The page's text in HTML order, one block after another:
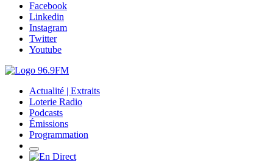
Facebook
Linkedin
Instagram
Twitter
Youtube
Actualité | Extraits
Loterie Radio
Podcasts
Émissions
Programmation